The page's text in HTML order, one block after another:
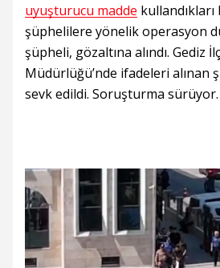
uyuşturucu madde
şüphelilere yönelik operasyon
şüpheli, gözaltına alındı. Gediz
Müdürlüğü’nde ifadeleri alınan
sevk edildi. Soruşturma sürüyor.